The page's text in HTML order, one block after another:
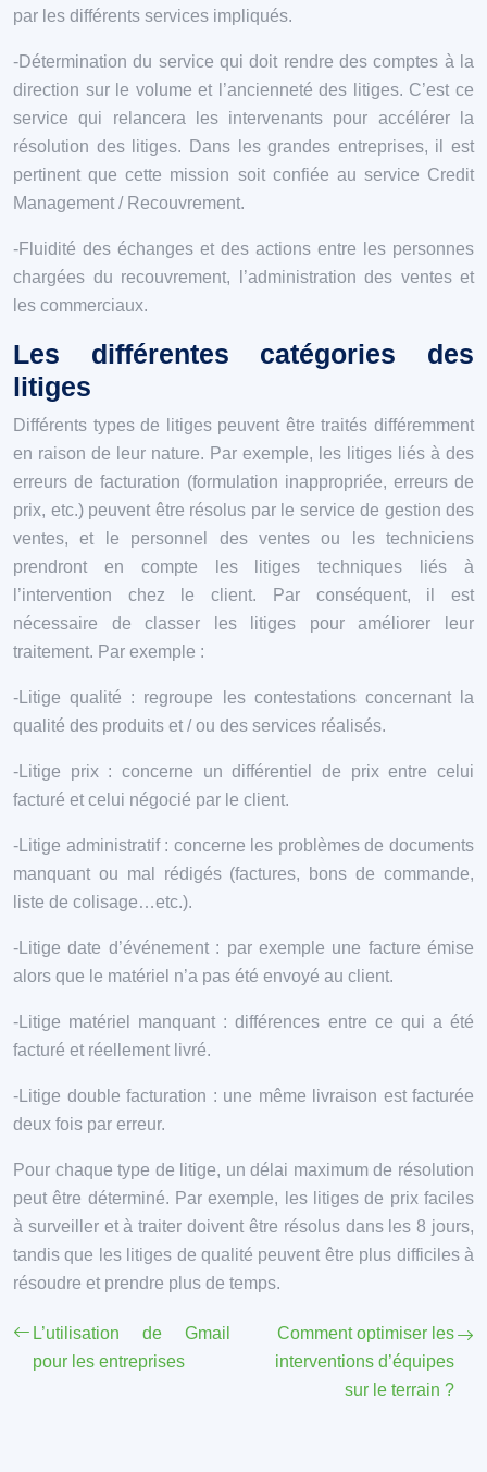
par les différents services impliqués.
-Détermination du service qui doit rendre des comptes à la
direction sur le volume et l’ancienneté des litiges. C’est ce
service qui relancera les intervenants pour accélérer la
résolution des litiges. Dans les grandes entreprises, il est
pertinent que cette mission soit confiée au service Credit
Management / Recouvrement.
-Fluidité des échanges et des actions entre les personnes
chargées du recouvrement, l’administration des ventes et
les commerciaux.
Les différentes catégories des
litiges
Différents types de litiges peuvent être traités différemment
en raison de leur nature. Par exemple, les litiges liés à des
erreurs de facturation (formulation inappropriée, erreurs de
prix, etc.) peuvent être résolus par le service de gestion des
ventes, et le personnel des ventes ou les techniciens
prendront en compte les litiges techniques liés à
l’intervention chez le client. Par conséquent, il est
nécessaire de classer les litiges pour améliorer leur
traitement. Par exemple :
-Litige qualité : regroupe les contestations concernant la
qualité des produits et / ou des services réalisés.
-Litige prix : concerne un différentiel de prix entre celui
facturé et celui négocié par le client.
-Litige administratif : concerne les problèmes de documents
manquant ou mal rédigés (factures, bons de commande,
liste de colisage…etc.).
-Litige date d’événement : par exemple une facture émise
alors que le matériel n’a pas été envoyé au client.
-Litige matériel manquant : différences entre ce qui a été
facturé et réellement livré.
-Litige double facturation : une même livraison est facturée
deux fois par erreur.
Pour chaque type de litige, un délai maximum de résolution
peut être déterminé. Par exemple, les litiges de prix faciles
à surveiller et à traiter doivent être résolus dans les 8 jours,
tandis que les litiges de qualité peuvent être plus difficiles à
résoudre et prendre plus de temps.
L’utilisation de Gmail
pour les entreprises
Comment optimiser les
interventions d’équipes
sur le terrain ?